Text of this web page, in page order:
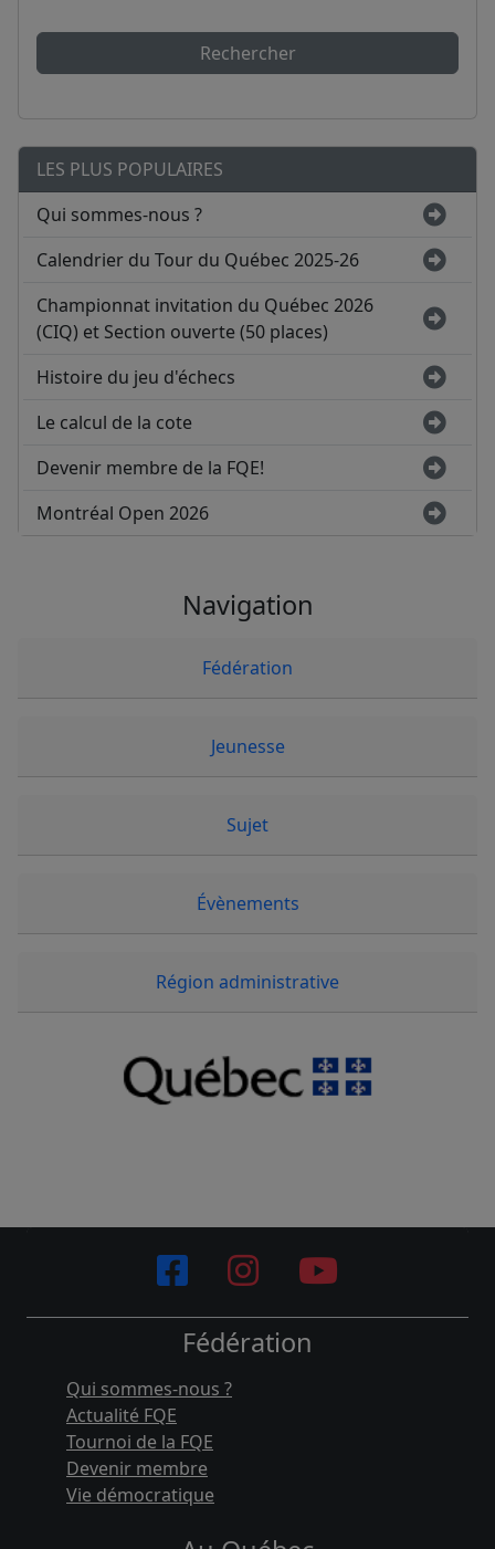
Rechercher
LES PLUS POPULAIRES
Qui sommes-nous ?
Calendrier du Tour du Québec 2025-26
Championnat invitation du Québec 2026
(CIQ) et Section ouverte (50 places)
Histoire du jeu d'échecs
Le calcul de la cote
Devenir membre de la FQE!
Montréal Open 2026
Navigation
Fédération
Jeunesse
Sujet
Évènements
Région administrative
Fédération
Qui sommes-nous ?
Actualité FQE
Tournoi de la FQE
Devenir membre
Vie démocratique